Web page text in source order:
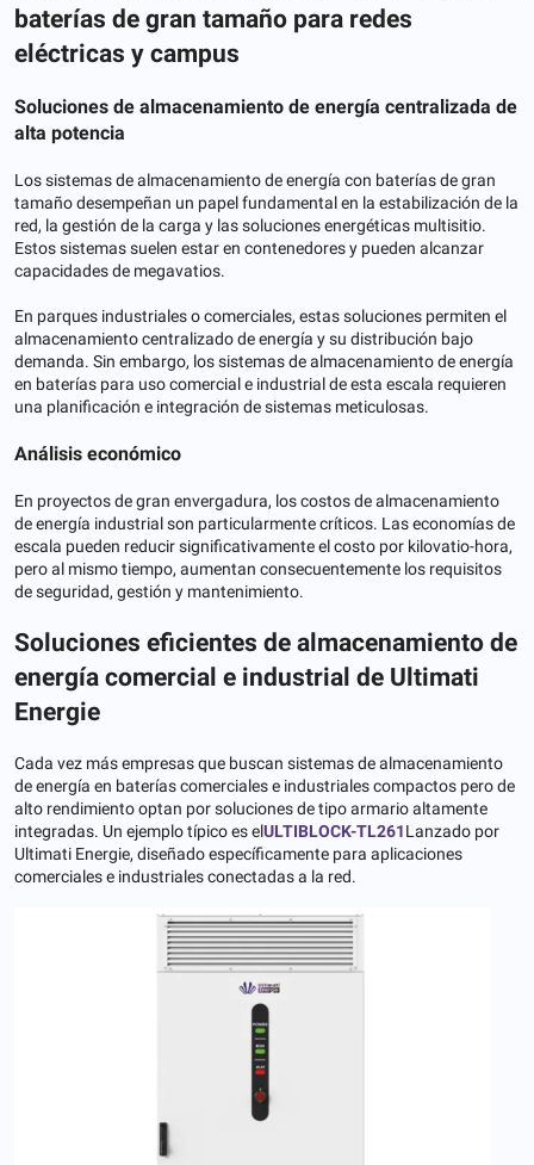
baterías de gran tamaño para redes
eléctricas y campus
Soluciones de almacenamiento de energía centralizada de
alta potencia
Los sistemas de almacenamiento de energía con baterías de gran
tamaño desempeñan un papel fundamental en la estabilización de la
red, la gestión de la carga y las soluciones energéticas multisitio.
Estos sistemas suelen estar en contenedores y pueden alcanzar
capacidades de megavatios.
En parques industriales o comerciales, estas soluciones permiten el
almacenamiento centralizado de energía y su distribución bajo
demanda. Sin embargo, los sistemas de almacenamiento de energía
en baterías para uso comercial e industrial de esta escala requieren
una planificación e integración de sistemas meticulosas.
Análisis económico
En proyectos de gran envergadura, los costos de almacenamiento
de energía industrial son particularmente críticos. Las economías de
escala pueden reducir significativamente el costo por kilovatio-hora,
pero al mismo tiempo, aumentan consecuentemente los requisitos
de seguridad, gestión y mantenimiento.
Soluciones eficientes de almacenamiento de
energía comercial e industrial de Ultimati
Energie
Cada vez más empresas que buscan sistemas de almacenamiento
de energía en baterías comerciales e industriales compactos pero de
alto rendimiento optan por soluciones de tipo armario altamente
integradas. Un ejemplo típico es elULTIBLOCK-TL261Lanzado por
Ultimati Energie, diseñado específicamente para aplicaciones
comerciales e industriales conectadas a la red.